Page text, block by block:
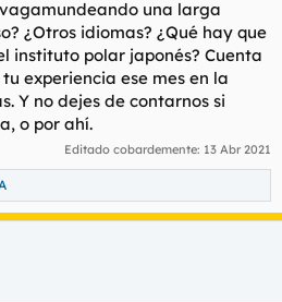
una larga
¿Otros idiomas? ¿Qué hay que
instituto polar japonés? Cuenta
experiencia ese mes en la
Y no dejes de contarnos si
o por ahí.
Editado cobardemente: 13 Abr 2021